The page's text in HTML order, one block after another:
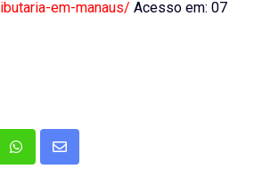
em-manaus/ Acesso em: 07
WhatsappShare